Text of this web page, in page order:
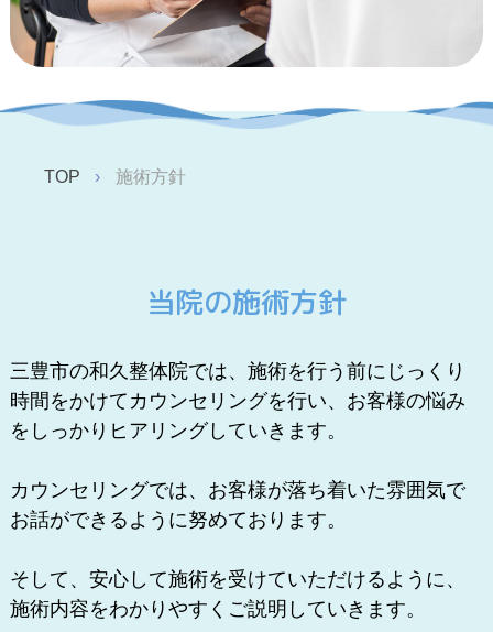
TOP 施術方針
当院の施術方針
三豊市の和久整体院では、施術を行う前にじっくり
時間をかけてカウンセリングを行い、お客様の悩み
をしっかりヒアリングしていきます。
カウンセリングでは、お客様が落ち着いた雰囲気で
お話ができるように努めております。
そして、安心して施術を受けていただけるように、
施術内容をわかりやすくご説明していきます。